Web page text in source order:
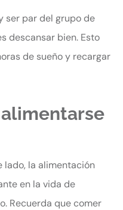
ser par del grupo de
descansar bien. Esto
de sueño y recargar
lado, la alimentación
en la vida de
Recuerda que comer